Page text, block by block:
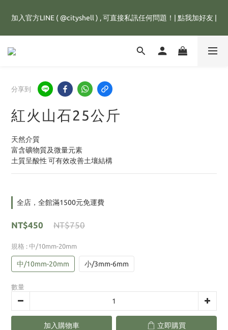
25元購物金💰
加入官方LINE ( @cityshell ) , 可直接私訊任何問題！| 點我加好友 |
超取有重量限制，超重訂單會進行拆單程序，並多增收65元拆單費
全館滿1500元，訂單即享免運優惠，新註冊會員，還可立即獲得
25元購物金💰
分享到
紅火山石25公斤
天然介質
富含礦物質及微量元素
土質呈酸性 可有效改善土壤結構
全店，全館滿1500元免運費
NT$750
NT$450
規格 : 中/10mm-20mm
中/10mm-20mm 小/3mm-6mm
數量
加入購物車 立即購買